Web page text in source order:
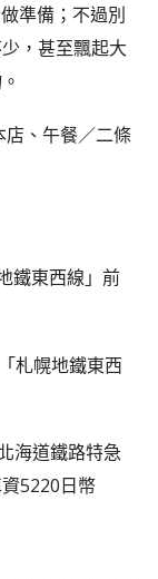
準備；不過別
，甚至飄起大
、午餐／二條
鐵東西線」前
札幌地鐵東西
海道鐵路特急
資5220日幣